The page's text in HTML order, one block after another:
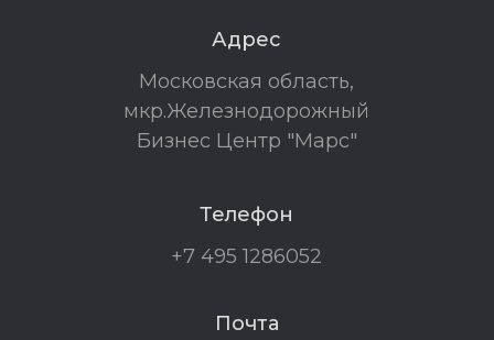
Адрес
Московская область,
мкр.Железнодорожный
Бизнес Центр "Марс"
Телефон
+7 495 1286052
Почта